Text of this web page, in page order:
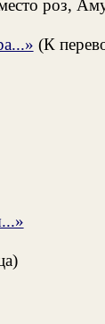
роз,
(К